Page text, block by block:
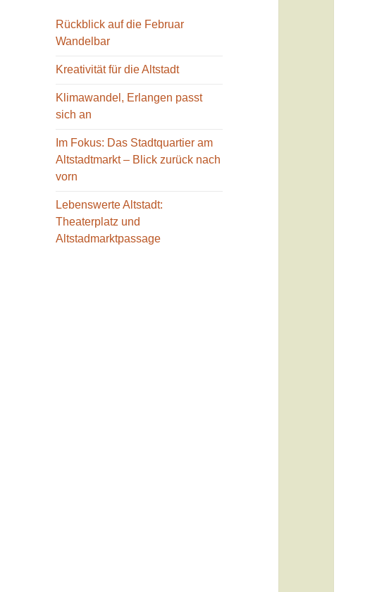
Rückblick auf die Februar
Wandelbar
Kreativität für die Altstadt
Klimawandel, Erlangen passt
sich an
Im Fokus: Das Stadtquartier am
Altstadtmarkt – Blick zurück nach
vorn
Lebenswerte Altstadt:
Theaterplatz und
Altstadmarktpassage